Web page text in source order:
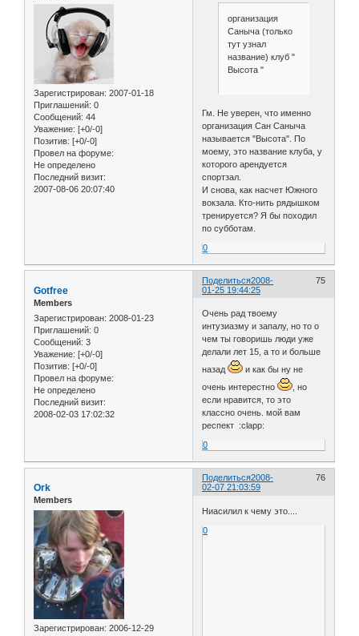
Зарегистрирован: 2007-01-18
Приглашений: 0
Сообщений: 44
Уважение: [+0/-0]
Позитив: [+0/-0]
Провел на форуме:
Не определено
Последний визит:
2007-08-06 20:07:40
организация
Саныча (только
тут узнал
название) клуб "
Высота "
Гм. Не уверен, что именно
организация Сан Саныча
называется "Высота". По
моему, это название клуба, у
которого арендуется
спортзал.
И снова, как насчет Южного
вокзала. Кто-нить рядышком
тренируется? Я бы походил
по субботам.
0
Поделиться 75
2008-
01-25 19:44:25
Gotfree
Members
Зарегистрирован: 2008-01-23
Приглашений: 0
Сообщений: 3
Уважение: [+0/-0]
Позитив: [+0/-0]
Провел на форуме:
Не определено
Последний визит:
2008-02-03 17:02:32
Очень рад твоему
интузиазму и запалу, но то о
чем ты говоришь люди уже
делали лет 15, а то и больше
назад
и как бы ну не
очень интерестно
, но
если нравится, то это
классно очень. мой вам
респект :clapp:
0
Поделиться 76
2008-
02-07 21:03:59
Ork
Members
Зарегистрирован: 2006-12-29
Ниасилил к чему это....
0